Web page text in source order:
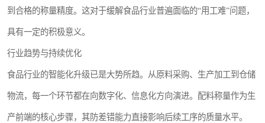
到合格的称量精度。这对于缓解食品行业普遍面临的“用工难”问题，
具有一定的积极意义。
行业趋势与持续优化
食品行业的智能化升级已是大势所趋。从原料采购、生产加工到仓储
物流，每一个环节都在向数字化、信息化方向演进。配料称量作为生
产前端的核心步骤，其防差错能力直接影响后续工序的质量水平。